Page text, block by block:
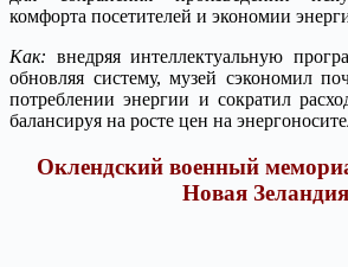
комфорта посетителей и экономии
Как: внедряя интеллектуальную
обновляя систему, музей сэкономил
потреблении энергии и сократил
балансируя на росте цен на
Оклендский военный
Новая Зеландия